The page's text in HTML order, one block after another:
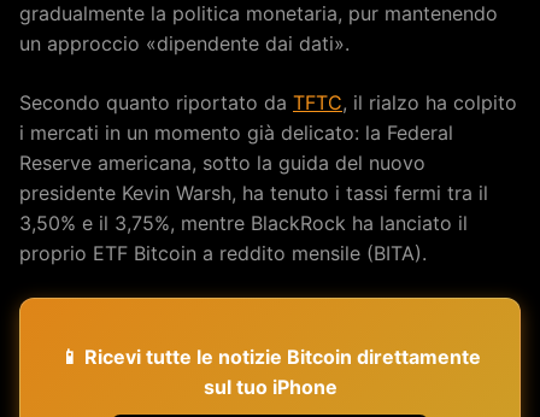
gradualmente la politica monetaria, pur mantenendo
un approccio «dipendente dai dati».
Secondo quanto riportato da TFTC, il rialzo ha colpito
i mercati in un momento già delicato: la Federal
Reserve americana, sotto la guida del nuovo
presidente Kevin Warsh, ha tenuto i tassi fermi tra il
3,50% e il 3,75%, mentre BlackRock ha lanciato il
proprio ETF Bitcoin a reddito mensile (BITA).
📱 Ricevi tutte le notizie Bitcoin direttamente
sul tuo iPhone